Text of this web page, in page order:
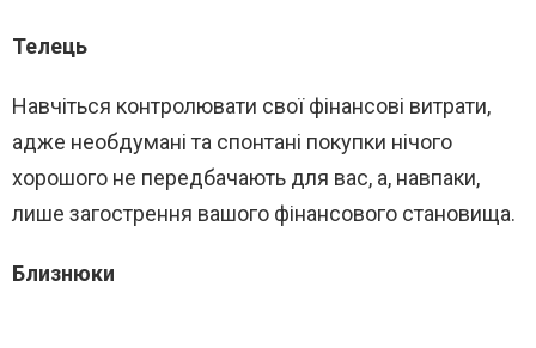
Телець
Навчіться контролювати свої фінансові витрати,
адже необдумані та спонтані покупки нічого
хорошого не передбачають для вас, а, навпаки,
лише загострення вашого фінансового становища.
Близнюки